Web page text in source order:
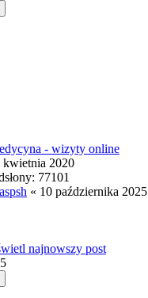
- wizyty online
kwietnia 2020
77101
« 10 października 2025
najnowszy post